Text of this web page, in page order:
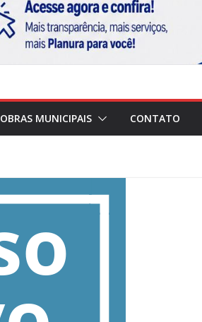
OBRAS MUNICIPAIS CONTATO